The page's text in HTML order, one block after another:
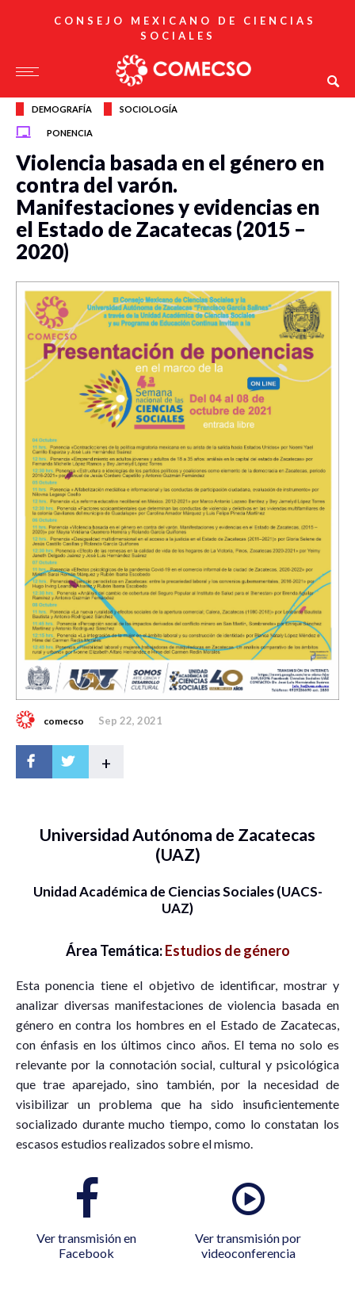
CONSEJO MEXICANO DE CIENCIAS
SOCIALES
DEMOGRAFÍA SOCIOLOGÍA
PONENCIA
Violencia basada en el género en
contra del varón.
Manifestaciones y evidencias en
el Estado de Zacatecas (2015 –
2020)
comecso Sep 22, 2021
+
Universidad Autónoma de Zacatecas
(UAZ)
Unidad Académica de Ciencias Sociales (UACS-
UAZ)
Área Temática:Estudios de género
Esta ponencia tiene el objetivo de identificar, mostrar y
analizar diversas manifestaciones de violencia basada en
género en contra los hombres en el Estado de Zacatecas,
con énfasis en los últimos cinco años. El tema no solo es
relevante por la connotación social, cultural y psicológica
que trae aparejado, sino también, por la necesidad de
visibilizar un problema que ha sido insuficientemente
socializado durante mucho tiempo, como lo constatan los
escasos estudios realizados sobre el mismo.
Ver transmisión en
Facebook
Ver transmisión por
videoconferencia